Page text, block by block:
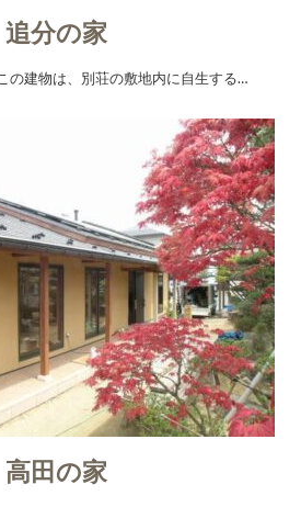
追分の家
の建物は、別荘の敷地内に自生する…
高田の家